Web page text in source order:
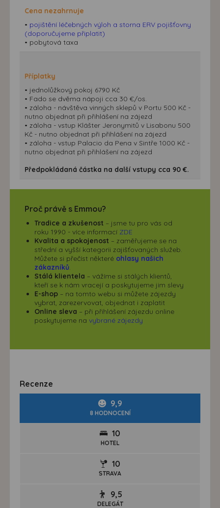
Cena nezahrnuje
• pojištění léčebných výloh a storna ERV pojišťovny
(doporučujeme připlatit)
• pobytová taxa
Příplatky
• jednolůžkový pokoj 6790 Kč
• Fado se dvěma nápoji cca 30 €/os.
• záloha - návštěva vinných sklepů v Portu 500 Kč -
nutno objednat při přihlášení na zájezd
• záloha - vstup Klášter Jeronymitů v Lisabonu 500
Kč - nutno objednat při přihlášení na zájezd
• záloha - vstup Palacio da Pena v Sintře 1000 Kč -
nutno objednat při přihlášení na zájezd
Předpokládaná částka na další vstupy cca 90 €.
Proč právě s Emmou?
Tradice a zkušenost – jsme tu pro vás od
roku 1990 - více informací ZDE
Kvalita a spokojenost – zaměřujeme se na
střední a vyšší kategorii zajišťovaných služeb.
Můžete si přečíst některé ohlasy našich
zákazníků
Stálá klientela – vážíme si stálých klientů,
kteří se k nám vracejí a poskytujeme jim slevy
E-shop – na tomto webu si můžete zájezdy
vybrat, zarezervovat, objednat i zaplatit
Online sleva – při přihlášení zájezdu online
poskytujeme na vybrané zájezdy
Recenze
9,9
8 HODNOCENÍ
10
HOTEL
10
STRAVA
9,5
DELEGÁT